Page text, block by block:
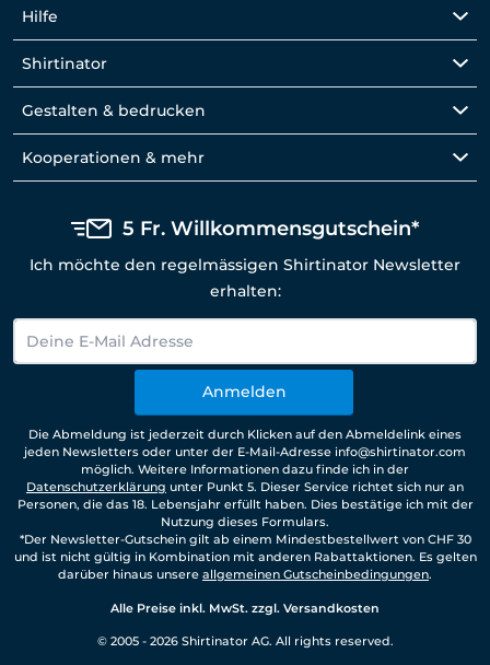
Hilfe
Shirtinator
Gestalten & bedrucken
Kooperationen & mehr
5 Fr. Willkommensgutschein*
Ich möchte den regelmässigen Shirtinator Newsletter
erhalten:
Anmelden
Die Abmeldung ist jederzeit durch Klicken auf den Abmeldelink eines
jeden Newsletters oder unter der E-Mail-Adresse info@shirtinator.com
möglich. Weitere Informationen dazu finde ich in der
Datenschutzerklärung unter Punkt 5. Dieser Service richtet sich nur an
Personen, die das 18. Lebensjahr erfüllt haben. Dies bestätige ich mit der
Nutzung dieses Formulars.
*Der Newsletter-Gutschein gilt ab einem Mindestbestellwert von CHF 30
und ist nicht gültig in Kombination mit anderen Rabattaktionen. Es gelten
darüber hinaus unsere allgemeinen Gutscheinbedingungen.
Alle Preise inkl. MwSt. zzgl. Versandkosten
© 2005 - 2026 Shirtinator AG. All rights reserved.